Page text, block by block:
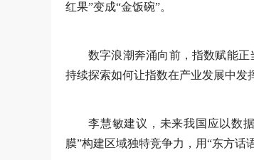
红果”变成“金饭碗”。
数字浪潮奔涌向前，指数赋能
持续探索如何让指数在产业发展中发
李慧敏建议，未来我国应以数
膜”构建区域独特竞争力，用“东方话